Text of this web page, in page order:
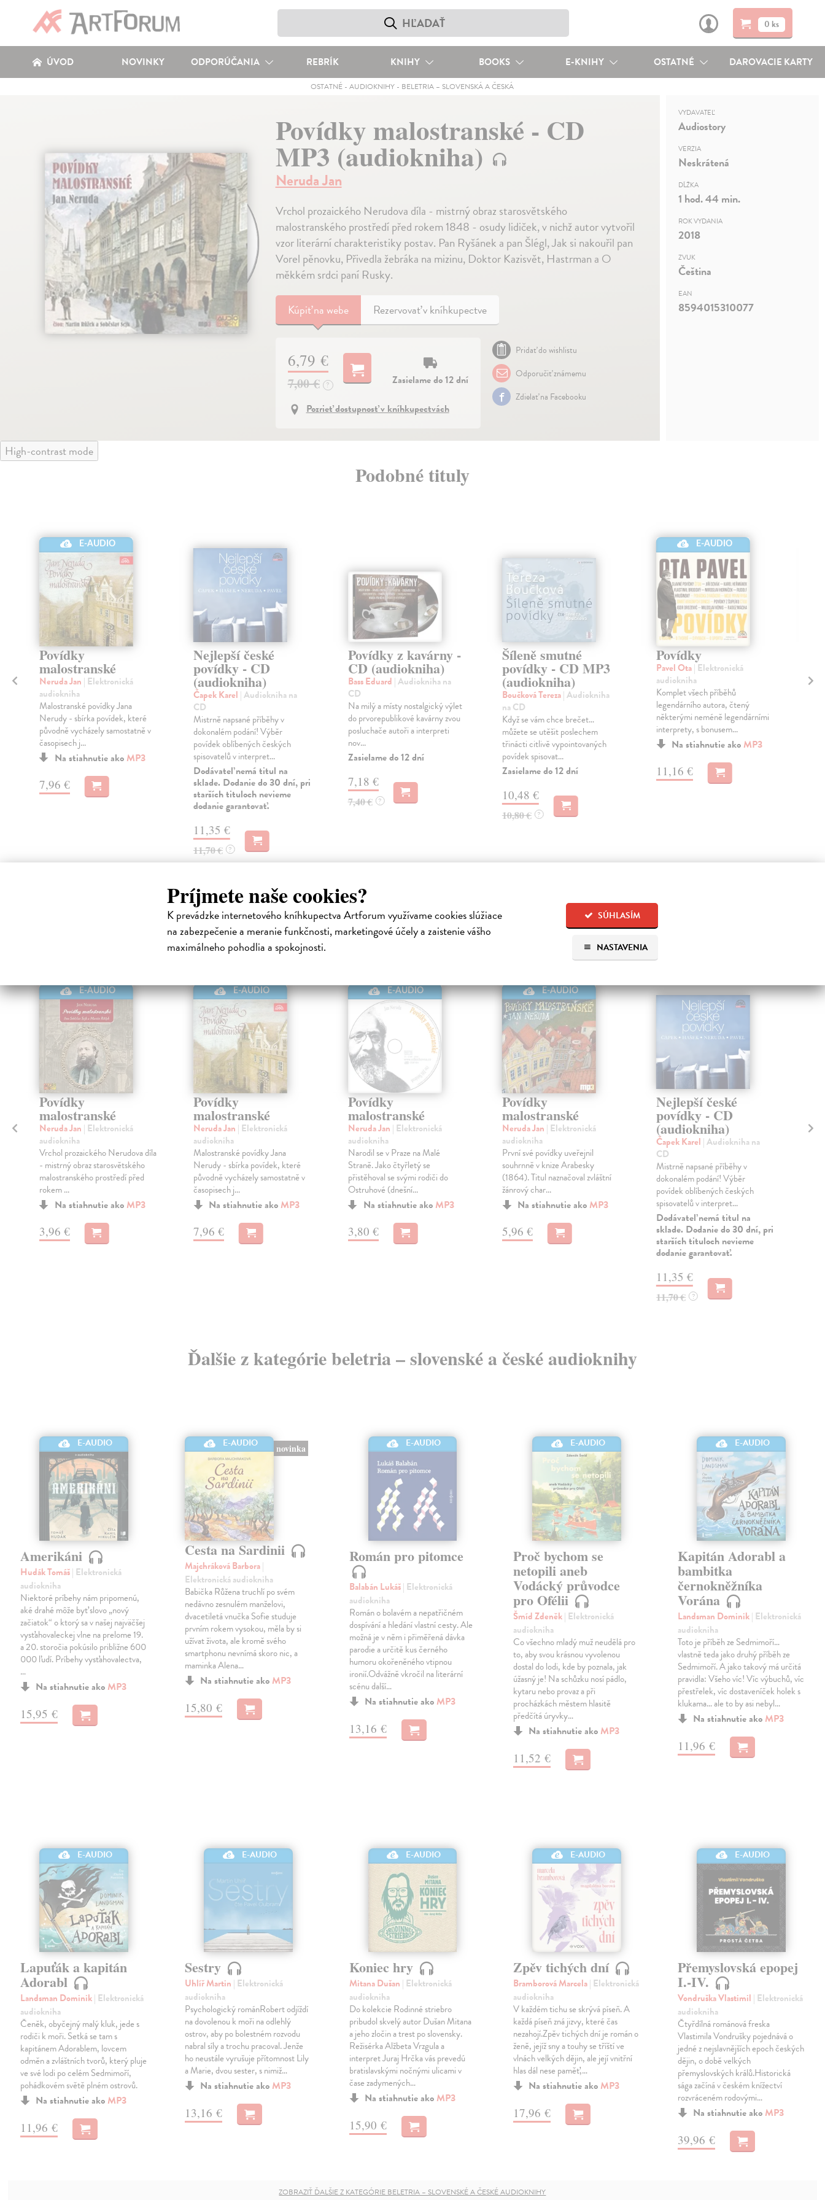
Príjmete naše cookies?
K prevádzke internetového kníhkupectva Artforum využívame cookies slúžiace
na zabezpečenie a meranie funkčnosti, marketingové účely a zaistenie vášho
maximálneho pohodlia a spokojnosti.
SÚHLASÍM
NASTAVENIA
0 ks
ÚVOD NOVINKY ODPORÚČANIA REBRÍK KNIHY BOOKS E-KNIHY OSTATNÉ DAROVACIE KARTY
OSTATNÉ -AUDIOKNIHY - BELETRIA – SLOVENSKÁ A ČESKÁ
Povídky malostranské - CD
MP3 (audiokniha)
Neruda Jan
Vrchol prozaického Nerudova díla - mistrný obraz starosvětského
malostranského prostředí před rokem 1848 - osudy lidiček, v nichž autor vytvořil
vzor literární charakteristiky postav. Pan Ryšánek a pan Šlégl, Jak si nakouřil pan
Vorel pěnovku, Přivedla žebráka na mizinu, Doktor Kazisvět, Hastrman a O
měkkém srdci paní Rusky.
Kúpiťna webe Rezervovať v kníhkupectve
6,79 €
7,00 € ?
Zasielame do 12 dní
Pozrieť dostupnosť v kníhkupectvách
Pridať do wishlistu
Odporučiť známemu
Zdielať na Facebooku
VYDAVATEĽ
Audiostory
VERZIA
Neskrátená
DĹŽKA
1 hod. 44 min.
ROK VYDANIA
2018
ZVUK
Čeština
EAN
8594015310077
High-contrast mode
Podobné tituly
E-AUDIO
Povídky
malostranské
Neruda Jan | Elektronická
audiokniha
Malostranské povídky Jana
Nerudy - sbírka povídek, které
původně vycházely samostatně v
časopisech j...
Na stiahnutie ako MP3
7,96 €
Nejlepší české
povídky - CD
(audiokniha)
Čapek Karel | Audiokniha na
CD
Mistrně napsané příběhy v
dokonalém podání! Výběr
povídek oblíbených českých
spisovatelů v interpret...
Dodávateľ nemá titul na
sklade. Dodanie do 30 dní, pri
starších tituloch nevieme
dodanie garantovať.
11,35 €
11,70 € ?
Povídky z kavárny -
CD (audiokniha)
Bass Eduard | Audiokniha na
CD
Na milý a místy nostalgický výlet
do prvorepublikové kavárny zvou
posluchače autoři a interpreti
nov...
Zasielame do 12 dní
7,18 €
7,40 € ?
Šíleně smutné
povídky - CD MP3
(audiokniha)
Boučková Tereza| Audiokniha
na CD
Když se vám chce brečet…
můžete se utěšit poslechem
třinácti citlivě vypointovaných
povídek spisovat...
Zasielame do 12 dní
10,48 €
10,80 € ?
E-AUDIO
Povídky
Pavel Ota| Elektronická
audiokniha
Komplet všech příběhů
legendárního autora, čtený
některými neméně legendárními
interprety, s bonusem...
Na stiahnutie ako MP3
11,16 €
Čitatelia s podobným vkusom si kúpili aj:
E-AUDIO
Povídky
malostranské
Neruda Jan | Elektronická
audiokniha
Vrchol prozaického Nerudova díla
- mistrný obraz starosvětského
malostranského prostředí před
rokem ...
Na stiahnutie ako MP3
3,96 €
E-AUDIO
Povídky
malostranské
Neruda Jan | Elektronická
audiokniha
Malostranské povídky Jana
Nerudy - sbírka povídek, které
původně vycházely samostatně v
časopisech j...
Na stiahnutie ako MP3
7,96 €
E-AUDIO
Povídky
malostranské
Neruda Jan | Elektronická
audiokniha
Narodil se v Praze na Malé
Straně. Jako čtyřletý se
přistěhoval se svými rodiči do
Ostruhové (dnešní...
Na stiahnutie ako MP3
3,80 €
E-AUDIO
Povídky
malostranské
Neruda Jan | Elektronická
audiokniha
První své povídky uveřejnil
souhrnně v knize Arabesky
(1864). Titul naznačoval zvláštní
žánrový char...
Na stiahnutie ako MP3
5,96 €
Nejlepší české
povídky - CD
(audiokniha)
Čapek Karel | Audiokniha na
CD
Mistrně napsané příběhy v
dokonalém podání! Výběr
povídek oblíbených českých
spisovatelů v interpret...
Dodávateľ nemá titul na
sklade. Dodanie do 30 dní, pri
starších tituloch nevieme
dodanie garantovať.
11,35 €
11,70 € ?
Ďalšie z kategórie beletria – slovenské a české audioknihy
E-AUDIO
Amerikáni
Hudák Tomáš| Elektronická
audiokniha
Niektoré príbehy nám pripomenú,
aké drahé môže byť slovo „nový
začiatok“ o ktorý sa v našej najväčšej
vysťahovaleckej vlne na prelome 19.
a 20. storočia pokúsilo približne 600
000 ľudí. Príbehy vysťahovalectva,
…
Na stiahnutie ako MP3
15,95 €
E-AUDIO novinka
Cesta na Sardinii
Majchráková Barbora|
Elektronická audiokniha
Babička Růžena truchlí po svém
nedávno zesnulém manželovi,
dvacetiletá vnučka Sofie studuje
prvním rokem vysokou, měla by si
užívat života, ale kromě svého
smartphonu nevnímá skoro nic, a
maminka Alena…
Na stiahnutie ako MP3
15,80 €
E-AUDIO
Román pro pitomce
Balabán Lukáš| Elektronická
audiokniha
Román o bolavém a nepatřičném
dospívání a hledání vlastní cesty. Ale
možná je v něm i přiměřená dávka
parodie a určitě kus černého
humoru okořeněného vtipnou
ironií.Odvážně vkročil na literární
scénu další…
Na stiahnutie ako MP3
13,16 €
E-AUDIO
Proč bychom se
netopili aneb
Vodácký průvodce
pro Ofélii
Šmíd Zdeněk| Elektronická
audiokniha
Co všechno mladý muž neudělá pro
to, aby svou krásnou vyvolenou
dostal do lodi, kde by poznala, jak
úžasný je! Na schůzku nosí pádlo,
kytaru nebo provaz a při
procházkách městem hlasitě
předčítá úryvky…
Na stiahnutie ako MP3
11,52 €
E-AUDIO
Kapitán Adorabl a
bambitka
černokněžníka
Vorána
Landsman Dominik| Elektronická
audiokniha
Toto je příběh ze Sedmimoří…
vlastně teda jako druhý příběh ze
Sedmimoří. A jako takový má určitá
pravidla: Všeho víc! Víc výbuchů, víc
přestřelek, víc dostaveníček holek s
klukama… ale to by asi nebyl…
Na stiahnutie ako MP3
11,96 €
E-AUDIO
Lapuťák a kapitán
Adorabl
Landsman Dominik| Elektronická
audiokniha
Čeněk, obyčejný malý kluk, jede s
rodiči k moři. Setká se tam s
kapitánem Adorablem, lovcem
odměn a zvláštních tvorů, který pluje
ve své lodi po celém Sedmimoří,
pohádkovém světě plném ostrovů.
Na stiahnutie ako MP3
11,96 €
E-AUDIO
Sestry
Uhlíř Martin | Elektronická
audiokniha
Psychologický románRobert odjíždí
na dovolenou k moři na odlehlý
ostrov, aby po bolestném rozvodu
nabral síly a trochu pracoval. Jenže
ho neustále vyrušuje přítomnost Lily
a Marie, dvou sester, s nimiž…
Na stiahnutie ako MP3
13,16 €
E-AUDIO
Koniec hry
Mitana Dušan | Elektronická
audiokniha
Do kolekcie Rodinné striebro
pribudol skvelý autor Dušan Mitana
a jeho zločin a trest po slovensky.
Režisérka Alžbeta Vrzgula a
interpret Juraj Hrčka vás prevedú
bratislavskými nočnými ulicami v
čase zadymených…
Na stiahnutie ako MP3
15,90 €
E-AUDIO
Zpěv tichých dní
Bramborová Marcela| Elektronická
audiokniha
V každém tichu se skrývá píseň. A
každá píseň zná jizvy, které čas
nezahojí.Zpěv tichých dní je román o
ženě, jejíž sny a touhy se tříští ve
vlnách velkých dějin, ale její vnitřní
hlas dál nese paměť,…
Na stiahnutie ako MP3
17,96 €
E-AUDIO
Přemyslovská epopej
I.-IV.
Vondruška Vlastimil | Elektronická
audiokniha
Čtyřdílná románová freska
Vlastimila Vondrušky pojednává o
jedné z nejslavnějších epoch českých
dějin, o době velkých
přemyslovských králů.Historická
sága začíná v českém knížectví
rozvráceném rodovými…
Na stiahnutie ako MP3
39,96 €
ZOBRAZIŤ ĎALŠIE Z KATEGÓRIE BELETRIA – SLOVENSKÉ A ČESKÉ AUDIOKNIHY